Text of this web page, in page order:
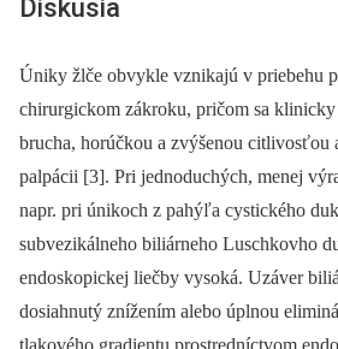
Diskusia
Úniky žlče obvykle vznikajú v priebehu
chirurgickom zákroku, pričom sa
brucha, horúčkou a zvýšenou citlivosťou
palpácii [3]. Pri jednoduchých, menej
napr. pri únikoch z pahýľa cystického
subvezikálneho biliárneho Lusch­kovho
endoskopickej liečby vysoká. Uzáver
dosiahnutý znížením alebo úplnou
tlakového gradientu prostredníctvom